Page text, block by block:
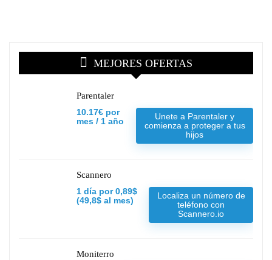
MEJORES OFERTAS
Parentaler
10.17€ por
mes / 1 año
Unete a Parentaler y
comienza a proteger a tus
hijos
Scannero
1 día por 0,89$
(49,8$ al mes)
Localiza un número de
teléfono con
Scannero.io
Moniterro